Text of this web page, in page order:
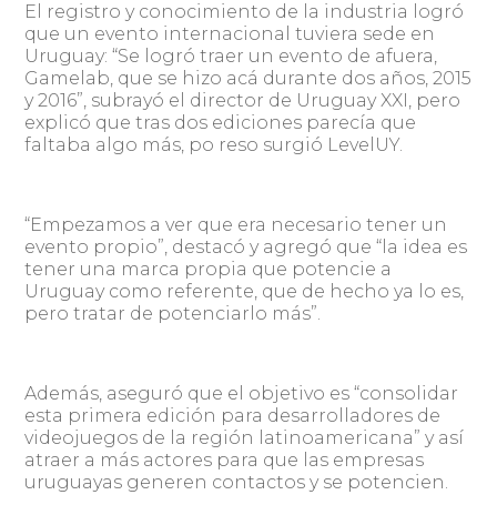
El registro y conocimiento de la industria logró
que un evento internacional tuviera sede en
Uruguay: “Se logró traer un evento de afuera,
Gamelab, que se hizo acá durante dos años, 2015
y 2016”, subrayó el director de Uruguay XXI, pero
explicó que tras dos ediciones parecía que
faltaba algo más, po reso surgió LevelUY.
“Empezamos a ver que era necesario tener un
evento propio”, destacó y agregó que “la idea es
tener una marca propia que potencie a
Uruguay como referente, que de hecho ya lo es,
pero tratar de potenciarlo más”.
Además, aseguró que el objetivo es “consolidar
esta primera edición para desarrolladores de
videojuegos de la región latinoamericana” y así
atraer a más actores para que las empresas
uruguayas generen contactos y se potencien.